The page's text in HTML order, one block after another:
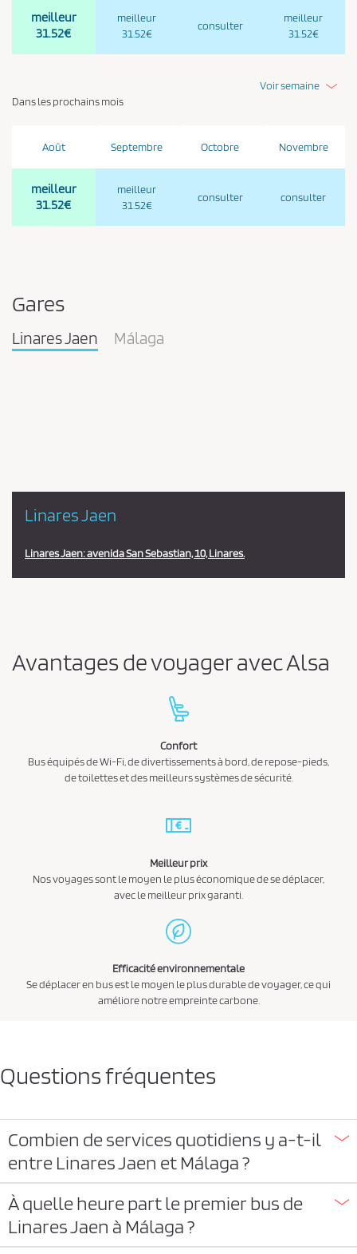
meilleur
31.52€
meilleur
31.52€
consulter
meilleur
31.52€
Voir semaine
Dans les prochains mois
Août
meilleur
31.52€
Septembre
meilleur
31.52€
Octobre
consulter
Novembre
consulter
Gares
Linares Jaen Málaga
Linares Jaen
Linares Jaen: avenida San Sebastian, 10, Linares.
Avantages de voyager avec Alsa
Confort
Bus équipés de Wi-Fi, de divertissements à bord, de repose-pieds,
de toilettes et des meilleurs systèmes de sécurité.
Meilleur prix
Nos voyages sont le moyen le plus économique de se déplacer,
avec le meilleur prix garanti.
Efficacité environnementale
Se déplacer en bus est le moyen le plus durable de voyager, ce qui
améliore notre empreinte carbone.
Questions fréquentes
Combien de services quotidiens y a-t-il
entre Linares Jaen et Málaga ?
À quelle heure part le premier bus de
Linares Jaen à Málaga ?